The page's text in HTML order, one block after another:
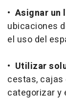
• Asignar un
ubicaciones
el uso del
• Utilizar
cestas, cajas
categorizar y